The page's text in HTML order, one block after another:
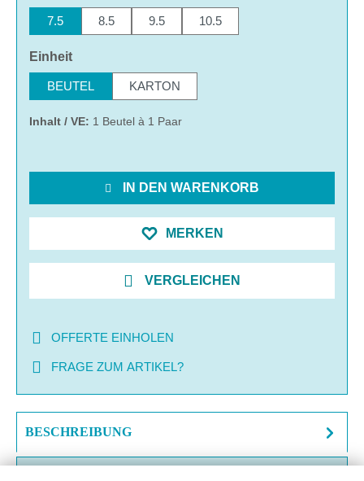
7.5 8.5 9.5 10.5
Einheitauswählen
BEUTEL KARTON
Inhalt / VE: 1 Beutel à 1 Paar
IN DEN WARENKORB
MERKEN
VERGLEICHEN
OFFERTE EINHOLEN
FRAGE ZUM ARTIKEL?
BESCHREIBUNG